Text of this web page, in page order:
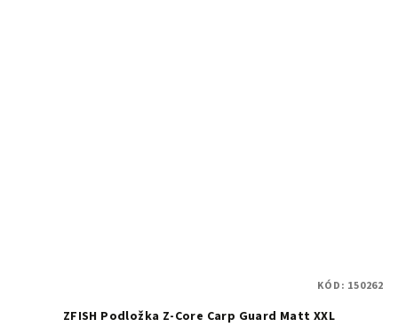
ZFISH Podložka Z-Core Carp Guard Matt XXL
KÓD: 150262